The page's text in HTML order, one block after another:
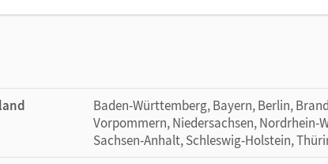
Baden-Württemberg, Bayern, Berlin,
Vorpommern, Niedersachsen, Nordrhein-
Sachsen-Anhalt, Schleswig-Holstein,